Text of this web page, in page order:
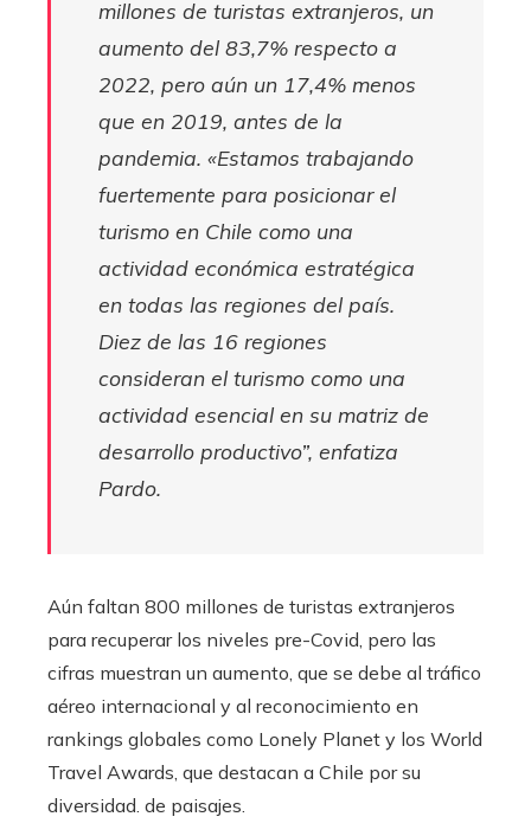
millones de turistas extranjeros, un
aumento del 83,7% respecto a
2022, pero aún un 17,4% menos
que en 2019, antes de la
pandemia. «Estamos trabajando
fuertemente para posicionar el
turismo en Chile como una
actividad económica estratégica
en todas las regiones del país.
Diez de las 16 regiones
consideran el turismo como una
actividad esencial en su matriz de
desarrollo productivo”, enfatiza
Pardo.
Aún faltan 800 millones de turistas extranjeros
para recuperar los niveles pre-Covid, pero las
cifras muestran un aumento, que se debe al tráfico
aéreo internacional y al reconocimiento en
rankings globales como Lonely Planet y los World
Travel Awards, que destacan a Chile por su
diversidad. de paisajes.